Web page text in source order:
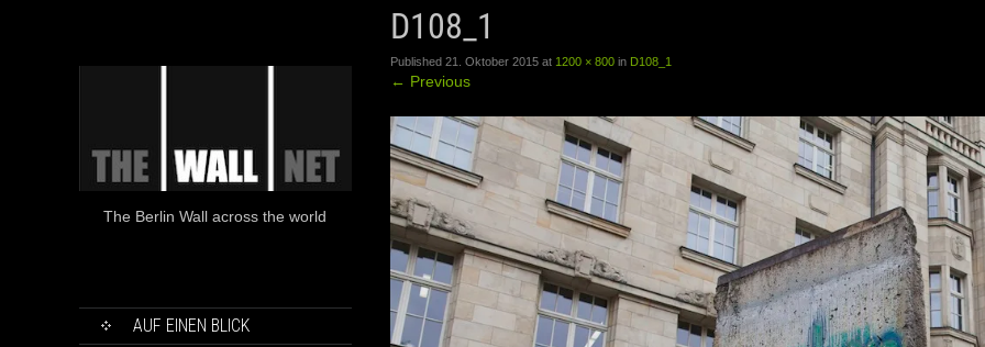
The Berlin Wall across the world
SKIP
AUF EINEN BLICK
D108_1
Published 21. Oktober 2015at 1200 × 800in D108_1
← Previous